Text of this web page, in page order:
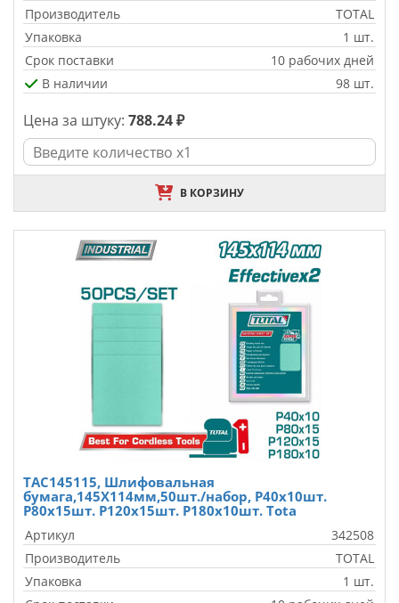
Производитель
TOTAL
Упаковка
1 шт.
Срок поставки
10 рабочих дней
В наличии
98 шт.
Цена за штуку: 788.24 ₽
В КОРЗИНУ
TAC145115, Шлифовальная
бумага,145X114мм,50шт./набор, P40x10шт.
P80x15шт. P120x15шт. P180x10шт. Tota
Артикул
342508
Производитель
TOTAL
Упаковка
1 шт.